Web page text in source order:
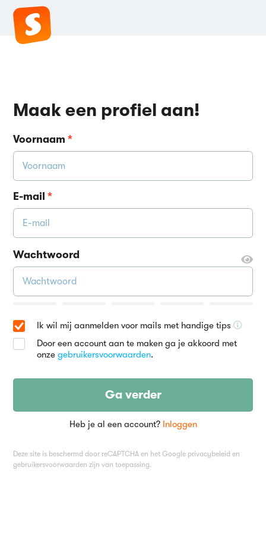
Maak een profiel aan!
Voornaam*
E-mail*
Wachtwoord
Ik wil mij aanmelden voor mails met handige tips
Door een account aan te maken ga je akkoord met
onzegebruikersvoorwaarden.
Deze site is beschermd door reCAPTCHA en het Google privacybeleid en
gebruikersvoorwaarden zijn van toepassing.
Ga verder
Heb je al een account? Inloggen